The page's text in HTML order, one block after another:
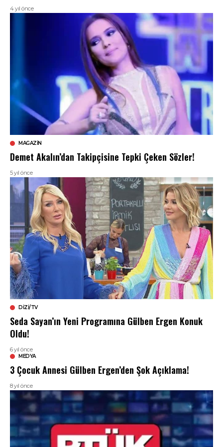
4 yıl önce
MAGAZIN
Demet Akalın’dan Takipçisine Tepki Çeken Sözler!
5 yıl önce
DIZI/TV
Seda Sayan’ın Yeni Programına Gülben Ergen Konuk
Oldu!
6 yıl önce
MEDYA
3 Çocuk Annesi Gülben Ergen’den Şok Açıklama!
8 yıl önce